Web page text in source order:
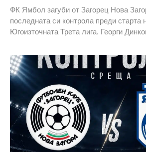
ФК Ямбол загуби от Загорец Нова
последната си контрола преди старта
Югоизточната Трета лига. Георги